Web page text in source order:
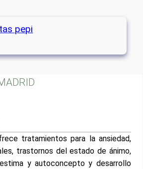
pepi
tratamientos para la ansiedad,
trastornos del estado de ánimo,
y autoconcepto y desarrollo